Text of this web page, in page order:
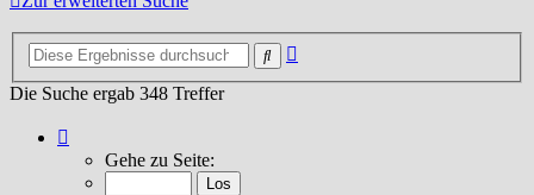
Suche
Die Suche ergab 348 Treffer
von
Gehe zu Seite: